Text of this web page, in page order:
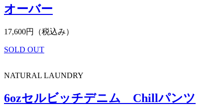
オーバー
17,600円（税込み）
SOLD OUT
NATURAL LAUNDRY
6ozセルビッチデニム Chillパンツ